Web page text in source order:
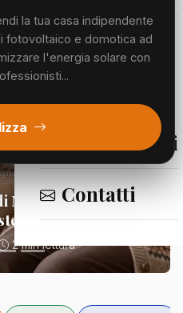
Meteo
Segnalazioni
Contatti
la tua casa indipendente
fotovoltaico e domotica ad
l'energia solare con
Mano:
Domiciliare
2 min lettura